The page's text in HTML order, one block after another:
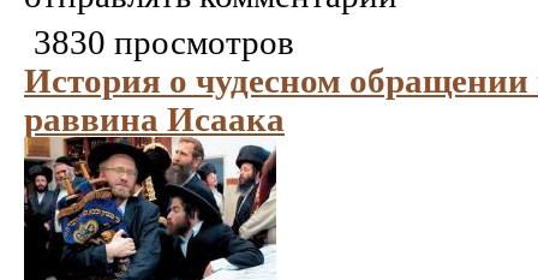
3830 просмотров
История о чудесном обращении
раввина Исаака